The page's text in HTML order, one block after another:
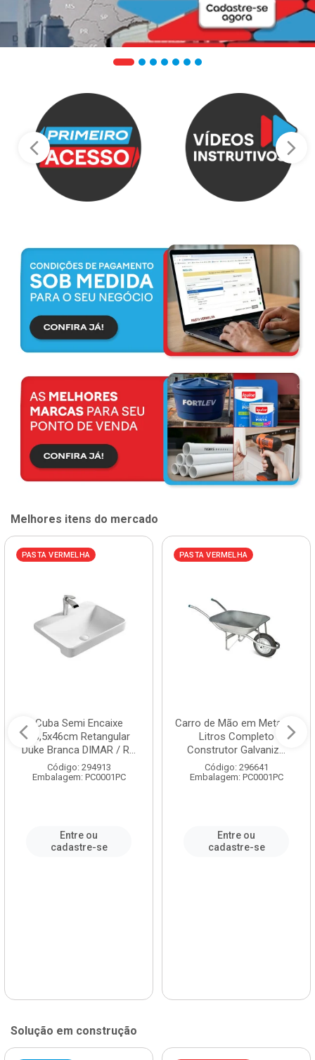
Melhores itens do mercado
PASTA VERMELHA
Cuba Semi Encaixe
58,5x46cm Retangular
Duke Branca DIMAR / R...
Código: 294913
Embalagem: PC0001PC
Entre ou
cadastre-se
PASTA VERMELHA
Carro de Mão em Metal 60
Litros Completo
Construtor Galvaniz...
Código: 296641
Embalagem: PC0001PC
Entre ou
cadastre-se
Solução em construção